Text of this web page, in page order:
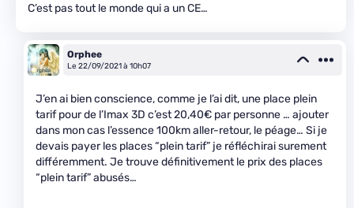
C’est pas tout le monde qui a un CE…
Orphee
Le 22/09/2021 à 10h07
J’en ai bien conscience, comme je l’ai dit, une place plein
tarif pour de l’Imax 3D c’est 20,40€ par personne … ajouter
dans mon cas l’essence 100km aller-retour, le péage… Si je
devais payer les places “plein tarif” je réfléchirai surement
différemment. Je trouve définitivement le prix des places
“plein tarif” abusés…